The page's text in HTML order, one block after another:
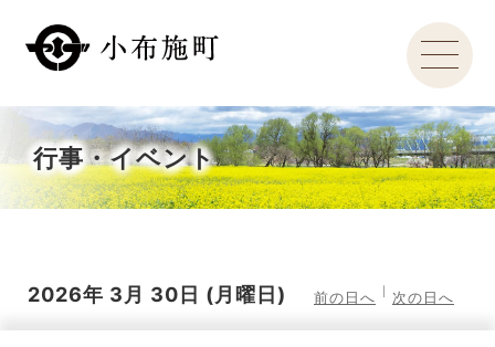
行事・イベント
2026年 3月 30日 (月曜日) 前の日へ 次の日へ